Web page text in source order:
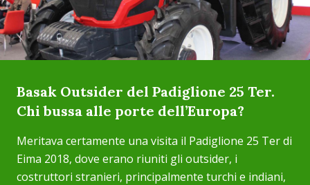
Basak Outsider del Padiglione 25 Ter.
Chi bussa alle porte dell’Europa?
Meritava certamente una visita il Padiglione 25 Ter di
Eima 2018, dove erano riuniti gli outsider, i
costruttori stranieri, principalmente turchi e indiani,